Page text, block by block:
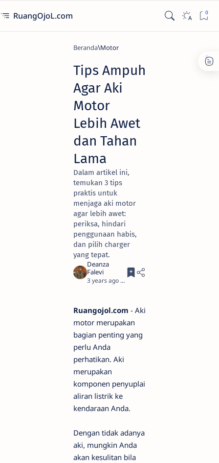
RuangOjoL.com
Beranda Motor
Tips Ampuh
Agar Aki
Motor
Lebih Awet
dan Tahan
Lama
Dalam artikel ini,
temukan 3 tips
praktis untuk
menjaga aki motor
agar lebih awet:
periksa, hindari
penggunaan habis,
dan pilih charger
yang tepat.
3 years ago 2
Ruangojol.com - Aki
motor merupakan
bagian penting yang
perlu Anda
perhatikan. Aki
merupakan
komponen penyuplai
aliran listrik ke
kendaraan Anda.
Dengan tidak adanya
aki, mungkin Anda
akan kesulitan bila